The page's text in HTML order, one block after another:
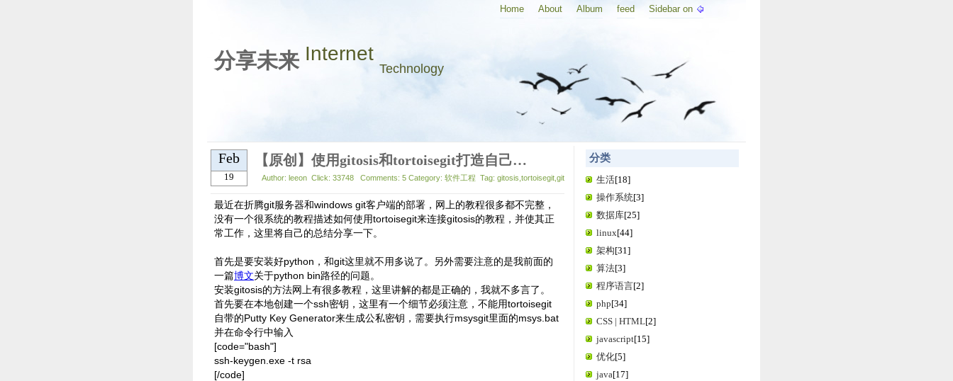
分享未来 Internet
Technology
Home About Album feed Sidebar on
Feb
19
【原创】使用gitosis和tortoisegit打造自己的git服务
Author: leeon Click: 33748 Comments: 5 Category: 软件工程 Tag: gitosis,tortoisegit,git
最近在折腾git服务器和windows git客户端的部署，网上的教程很多都不完整，
没有一个很系统的教程描述如何使用tortoisegit来连接gitosis的教程，并使其正
常工作，这里将自己的总结分享一下。
首先是要安装好python，和git这里就不用多说了。另外需要注意的是我前面的
一篇博文关于python bin路径的问题。
安装gitosis的方法网上有很多教程，这里讲解的都是正确的，我就不多言了。
首先要在本地创建一个ssh密钥，这里有一个细节必须注意，不能用tortoisegit
自带的Putty Key Generator来生成公私密钥，需要执行msysgit里面的msys.bat
并在命令行中输入
[code="bash"]
ssh-keygen.exe -t rsa
[/code]
分类
生活[18]
操作系统[3]
数据库[25]
linux[44]
架构[31]
算法[3]
程序语言[2]
php[34]
CSS | HTML[2]
javascript[15]
优化[5]
java[17]